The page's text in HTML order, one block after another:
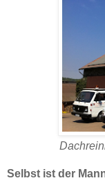
Selbst ist der